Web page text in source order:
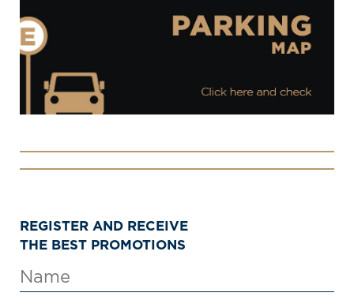
REGISTER AND RECEIVE
THE BEST PROMOTIONS